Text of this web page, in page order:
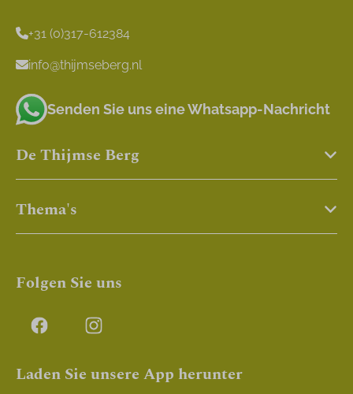
+31 (0)317-612384
info@thijmseberg.nl
Senden Sie uns eine Whatsapp-Nachricht
De Thijmse Berg
Thema's
Folgen Sie uns
Laden Sie unsere App herunter